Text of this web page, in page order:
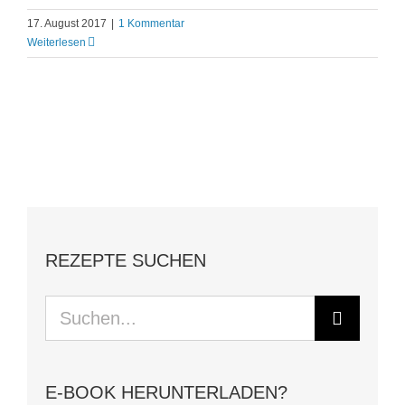
17. August 2017
1 Kommentar
Weiterlesen
REZEPTE SUCHEN
Suche
nach:
E-BOOK HERUNTERLADEN?